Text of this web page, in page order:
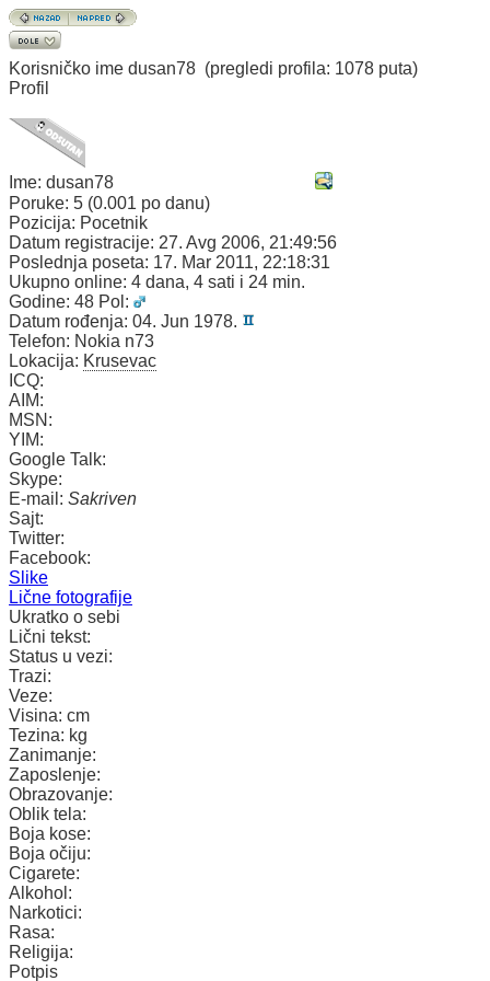
Korisničko ime dusan78 (pregledi profila: 1078 puta)
Profil
Ime: dusan78
Poruke: 5 (0.001 po danu)
Pozicija: Pocetnik
Datum registracije: 27. Avg 2006, 21:49:56
Poslednja poseta: 17. Mar 2011, 22:18:31
Ukupno online: 4 dana, 4 sati i 24 min.
Godine: 48 Pol:
Datum rođenja: 04. Jun 1978.
Telefon: Nokia n73
Lokacija: Krusevac
ICQ:
AIM:
MSN:
YIM:
Google Talk:
Skype:
E-mail: Sakriven
Sajt:
Twitter:
Facebook:
Slike
Lične fotografije
Ukratko o sebi
Lični tekst:
Status u vezi:
Trazi:
Veze:
Visina: cm
Tezina: kg
Zanimanje:
Zaposlenje:
Obrazovanje:
Oblik tela:
Boja kose:
Boja očiju:
Cigarete:
Alkohol:
Narkotici:
Rasa:
Religija:
Potpis